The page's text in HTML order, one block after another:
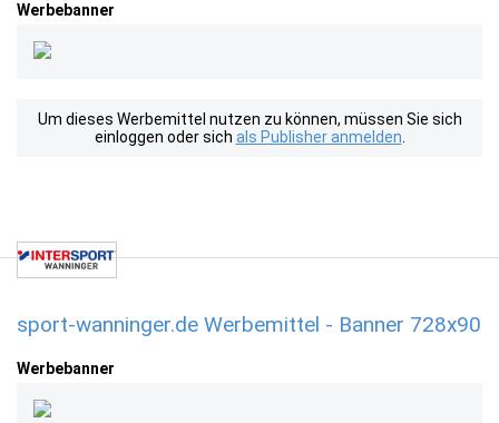
Werbebanner
Um dieses Werbemittel nutzen zu können, müssen Sie sich
einloggen oder sich als Publisher anmelden
sport-wanninger.de Werbemittel - Banner 728x90
Werbebanner